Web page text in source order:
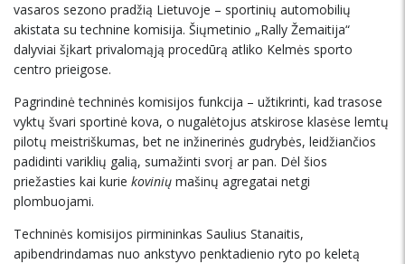
vasaros sezono pradžią Lietuvoje – sportinių automobilių
akistata su technine komisija. Šiųmetinio „Rally Žemaitija“
dalyviai šįkart privalomąją procedūrą atliko Kelmės sporto
centro prieigose.
Pagrindinė techninės komisijos funkcija – užtikrinti, kad trasose
vyktų švari sportinė kova, o nugalėtojus atskirose klasėse lemtų
pilotų meistriškumas, bet ne inžinerinės gudrybės, leidžiančios
padidinti variklių galią, sumažinti svorį ar pan. Dėl šios
priežasties kai kurie kovinių mašinų agregatai netgi
plombuojami.
Techninės komisijos pirmininkas Saulius Stanaitis,
apibendrindamas nuo ankstyvo penktadienio ryto po keletą